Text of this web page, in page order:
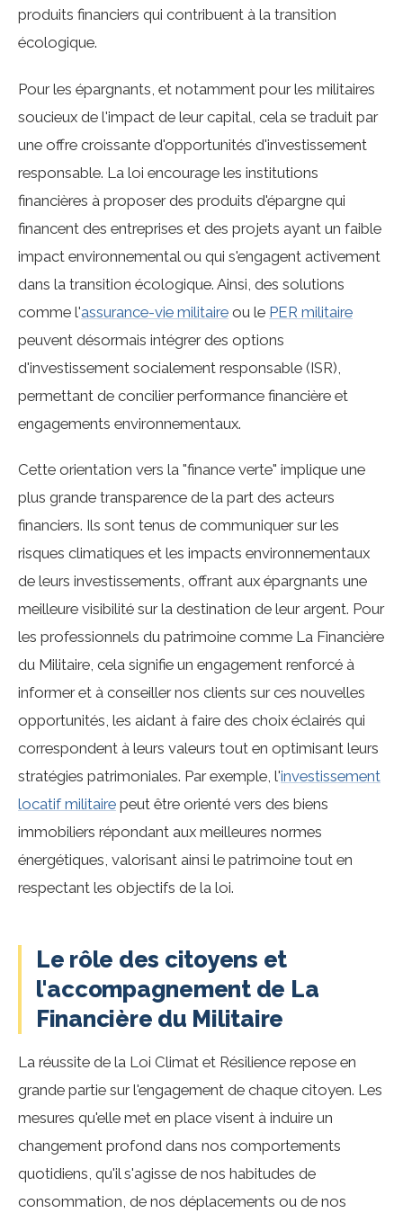
produits financiers qui contribuent à la transition
écologique.
Pour les épargnants, et notamment pour les militaires
soucieux de l'impact de leur capital, cela se traduit par
une offre croissante d'opportunités d'investissement
responsable. La loi encourage les institutions
financières à proposer des produits d'épargne qui
financent des entreprises et des projets ayant un faible
impact environnemental ou qui s'engagent activement
dans la transition écologique. Ainsi, des solutions
comme l'assurance-vie militaire ou le PER militaire
peuvent désormais intégrer des options
d'investissement socialement responsable (ISR),
permettant de concilier performance financière et
engagements environnementaux.
Cette orientation vers la "finance verte" implique une
plus grande transparence de la part des acteurs
financiers. Ils sont tenus de communiquer sur les
risques climatiques et les impacts environnementaux
de leurs investissements, offrant aux épargnants une
meilleure visibilité sur la destination de leur argent. Pour
les professionnels du patrimoine comme La Financière
du Militaire, cela signifie un engagement renforcé à
informer et à conseiller nos clients sur ces nouvelles
opportunités, les aidant à faire des choix éclairés qui
correspondent à leurs valeurs tout en optimisant leurs
stratégies patrimoniales. Par exemple, l'investissement
locatif militaire peut être orienté vers des biens
immobiliers répondant aux meilleures normes
énergétiques, valorisant ainsi le patrimoine tout en
respectant les objectifs de la loi.
Le rôle des citoyens et
l'accompagnement de La
Financière du Militaire
La réussite de la Loi Climat et Résilience repose en
grande partie sur l'engagement de chaque citoyen. Les
mesures qu'elle met en place visent à induire un
changement profond dans nos comportements
quotidiens, qu'il s'agisse de nos habitudes de
consommation, de nos déplacements ou de nos